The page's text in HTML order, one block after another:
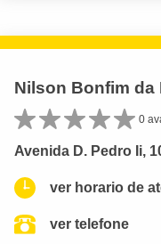
Nilson Bonfim da
0
Avenida D. Pedro Ii,
ver horario de
ver telefone